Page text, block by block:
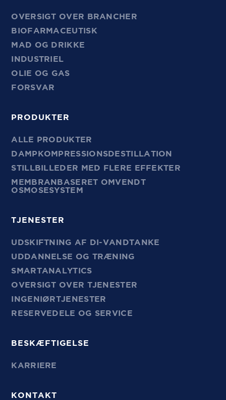
OVERSIGT OVER BRANCHER
BIOFARMACEUTISK
MAD OG DRIKKE
INDUSTRIEL
OLIE OG GAS
FORSVAR
PRODUKTER
ALLE PRODUKTER
DAMPKOMPRESSIONSDESTILLATION
STILLBILLEDER MED FLERE EFFEKTER
MEMBRANBASERET OMVENDT
OSMOSESYSTEM
TJENESTER
UDSKIFTNING AF DI-VANDTANKE
UDDANNELSE OG TRÆNING
SMARTANALYTICS
OVERSIGT OVER TJENESTER
INGENIØRTJENESTER
RESERVEDELE OG SERVICE
BESKÆFTIGELSE
KARRIERE
KONTAKT